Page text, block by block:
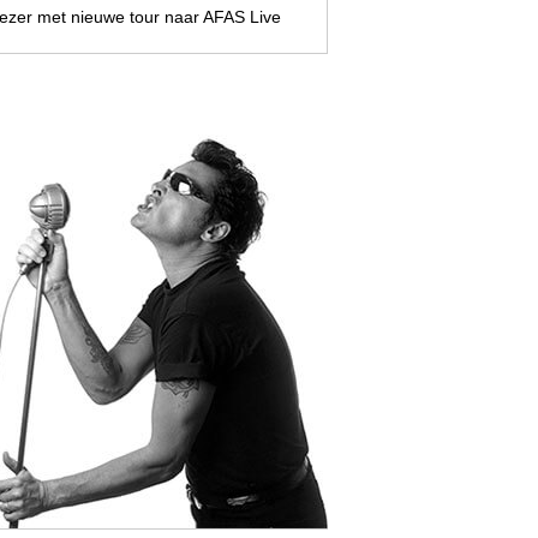
met nieuwe tour naar AFAS Live